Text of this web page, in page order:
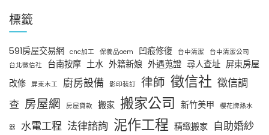
標籤
591房屋交易網 cnc加工 保養品oem 凹痕修復 台中清潔
台中清潔公司
台北徵信社
台南按摩 土水 外籍新娘 外遇蒐證 尋人查址 屏東房屋
改修 屏東木工 廚房設備 影印裝訂 律師 徵信社 徵信調
查 房屋網 房屋貸款 搬家 搬家公司 新竹美甲 櫻花牌熱水
器 水電工程 法律諮詢 泥作工程 精緻搬家 自助婚紗